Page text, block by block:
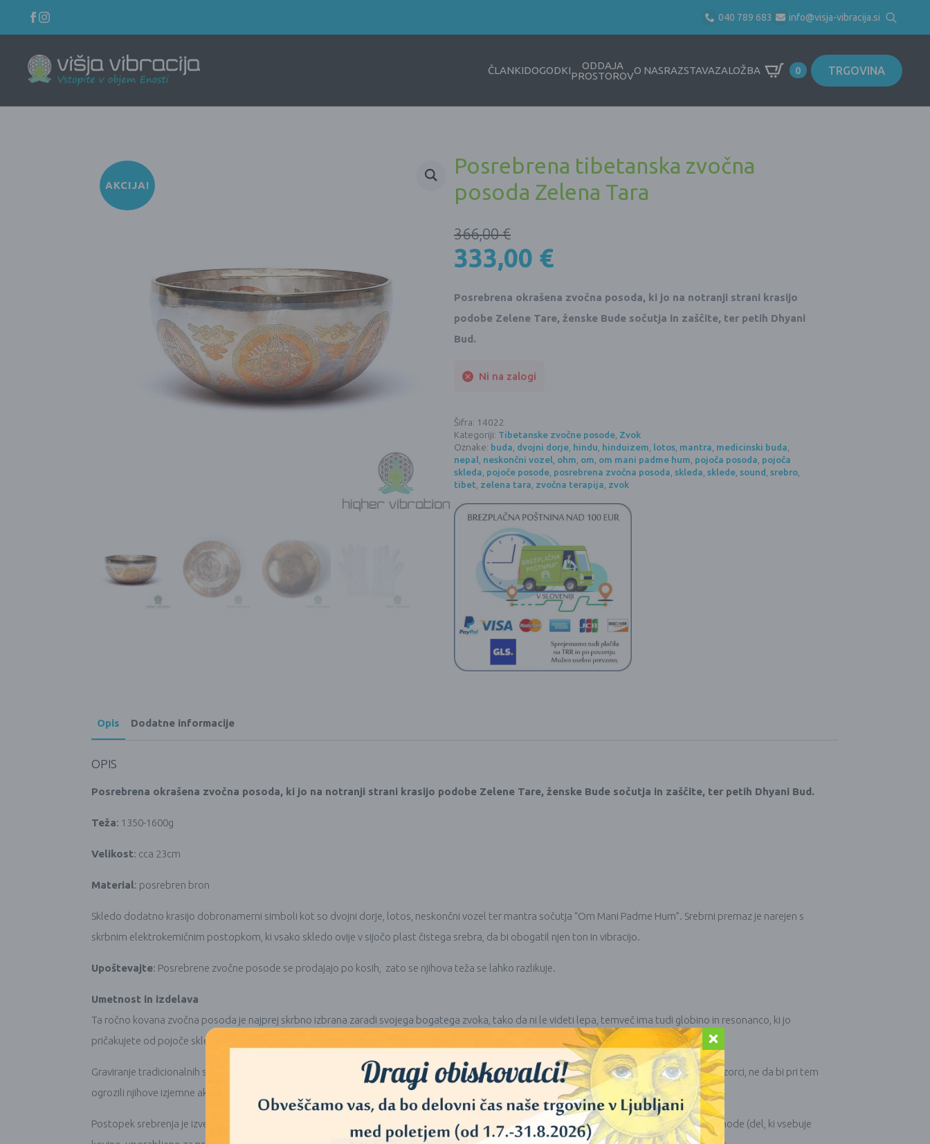
040 789 683 info@visja-vibracija.si
Search
for:
ČLANKIDOGODKI
ODDAJA
PROSTOROVO NASRAZSTAVAZALOŽBA 0 TRGOVINA
AKCIJA!
Posrebrena tibetanska zvočna
posoda Zelena Tara
366,00€
333,00 €
Posrebrena okrašena zvočna posoda, ki jo na notranji strani krasijo
podobe Zelene Tare, ženske Bude sočutja in zaščite, ter petih Dhyani
Bud.
Ni na zalogi
Šifra: 14022
Kategoriji: Tibetanske zvočne posode, Zvok
Oznake: buda, dvojni dorje, hindu, hinduizem, lotos, mantra, medicinski buda,
nepal, neskončni vozel, ohm, om, om mani padme hum, pojoča posoda, pojoča
skleda, pojoče posode, posrebrena zvočna posoda, skleda, sklede, sound, srebro,
tibet, zelena tara, zvočna terapija, zvok
Opis Dodatne informacije
OPIS
Posrebrena okrašena zvočna posoda, ki jo na notranji strani krasijo podobe Zelene Tare, ženske Bude sočutja in zaščite, ter petih Dhyani Bud.
Teža: 1350-1600g
Velikost: cca 23cm
Material: posrebren bron
Skledo dodatno krasijo dobronamerni simboli kot so dvojni dorje, lotos, neskončni vozel ter mantra sočutja “Om Mani Padme Hum”. Srebrni premaz je narejen s
skrbnim elektrokemičnim postopkom, ki vsako skledo ovije v sijočo plast čistega srebra, da bi obogatil njen ton in vibracijo.
Upoštevajte: Posrebrene zvočne posode se prodajajo po kosih, zato se njihova teža se lahko razlikuje.
Umetnost in izdelava
Ta ročno kovana zvočna posoda je najprej skrbno izbrana zaradi svojega bogatega zvoka, tako da ni le videti lepa, temveč ima tudi globino in resonanco, ki jo
pričakujete od pojoče sklede te kakovosti. Šele nato je skleda gravirana in posrebrena.
Graviranje tradicionalnih simbolov in okraskov je izvedeno s precizno lasersko tehnologijo, kar omogoča, da jih lahko okrasimo z zapletenimi vzorci, ne da bi pri tem
ogrozili njihove izjemne akustične lastnosti.
Postopek srebrenja je izveden z galvanizacijo. Pri tem se uporablja nadzorovana elektroliza, pri kateri se želena kovinska prevleka prenese z anode (del, ki vsebuje